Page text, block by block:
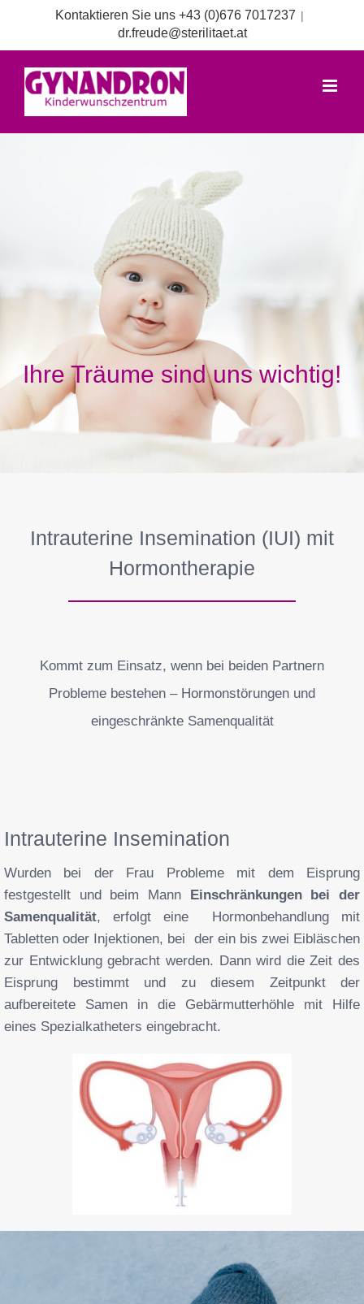
springen
Kontaktieren Sie uns +43 (0)676 7017237 |
dr.freude@sterilitaet.at
Ihre Träume sind uns wichtig!
Intrauterine Insemination (IUI) mit
Hormontherapie
Kommt zum Einsatz, wenn bei beiden Partnern
Probleme bestehen – Hormonstörungen und
eingeschränkte Samenqualität
Intrauterine Insemination
Wurden bei der Frau Probleme mit dem Eisprung
festgestellt und beim Mann Einschränkungen bei der
Samenqualität, erfolgt eine Hormonbehandlung mit
Tabletten oder Injektionen, bei der ein bis zwei Eibläschen
zur Entwicklung gebracht werden. Dann wird die Zeit des
Eisprung bestimmt und zu diesem Zeitpunkt der
aufbereitete Samen in die Gebärmutterhöhle mit Hilfe
eines Spezialkatheters eingebracht.